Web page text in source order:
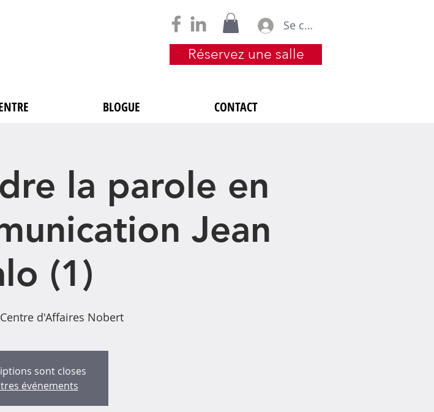
Se connecter
Réservez une salle
BLOGUE CONTACT
la parole en
Jean
(1)
Centre d'Affaires Nobert
sont closes
événements